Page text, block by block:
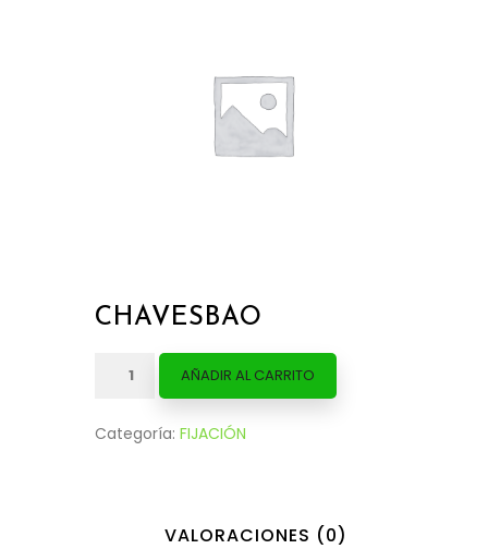
CHAVESBAO
CHAVESBAO
cantidad
AÑADIR AL CARRITO
Categoría: FIJACIÓN
VALORACIONES (0)